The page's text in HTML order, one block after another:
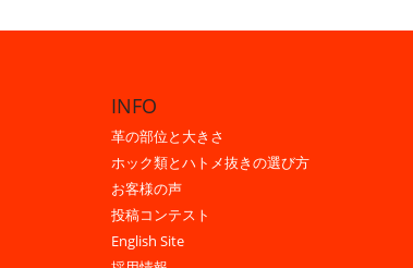
INFO
革の部位と大きさ
ホック類とハトメ抜きの選び方
お客様の声
投稿コンテスト
English Site